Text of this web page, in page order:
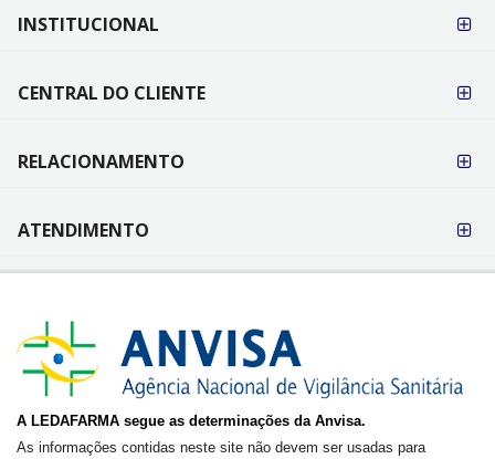
FORMAS DE
PAGAMENTO
INSTITUCIONAL
CENTRAL DO CLIENTE
RELACIONAMENTO
ATENDIMENTO
A LEDAFARMA segue as determinações da Anvisa.
As informações contidas neste site não devem ser usadas para